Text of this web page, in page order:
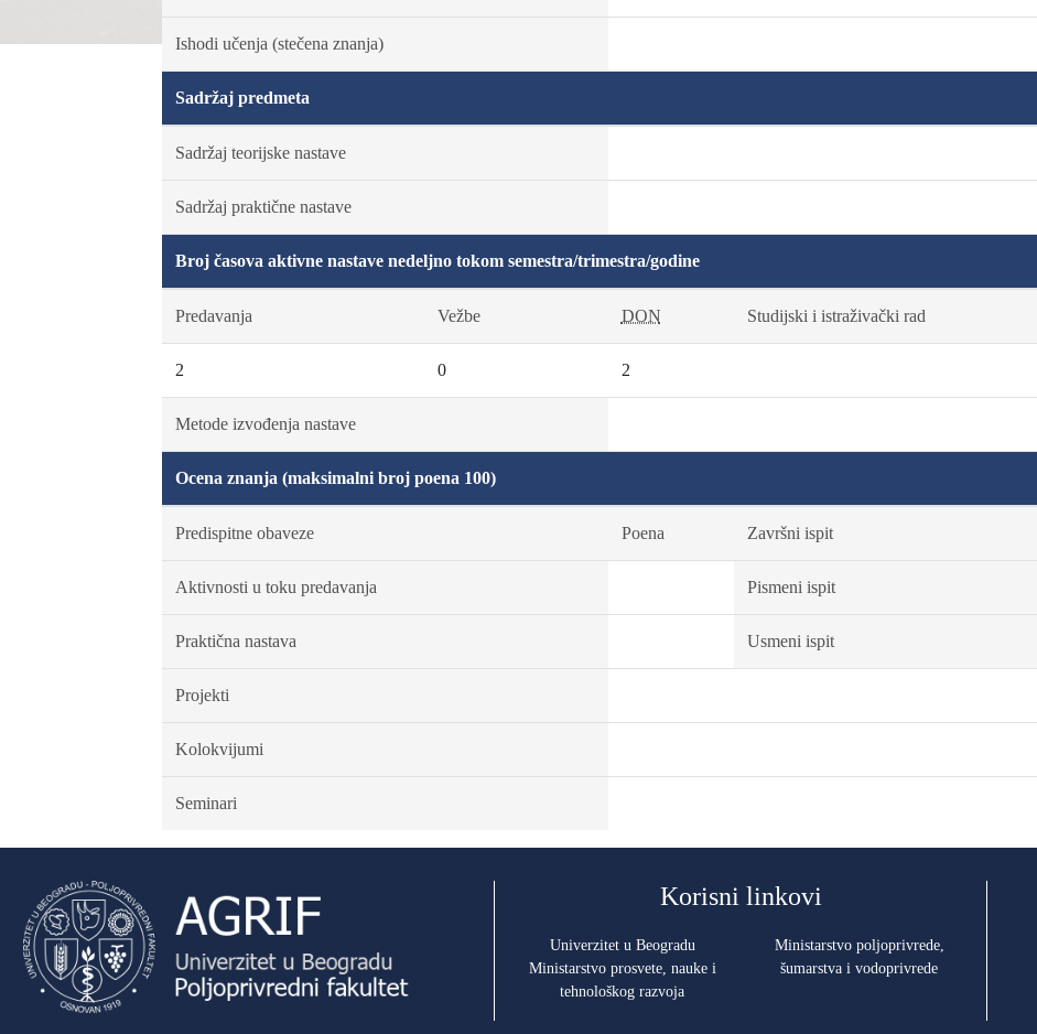
Ishodi učenja (stečena znanja)
Sadržaj predmeta
Sadržaj teorijske nastave
Sadržaj praktične nastave
Broj časova aktivne nastave nedeljno tokom semestra/trimestra/godine
Predavanja Vežbe DON Studijski i istraživački rad
2 0 2
Metode izvođenja nastave
Ocena znanja (maksimalni broj poena 100)
Predispitne obaveze Poena Završni ispit
Aktivnosti u toku predavanja Pismeni ispit
Praktična nastava Usmeni ispit
Projekti
Kolokvijumi
Seminari
Korisni linkovi
Univerzitet u Beogradu
Ministarstvo prosvete, nauke i
tehnološkog razvoja
Ministarstvo poljoprivrede,
šumarstva i vodoprivrede